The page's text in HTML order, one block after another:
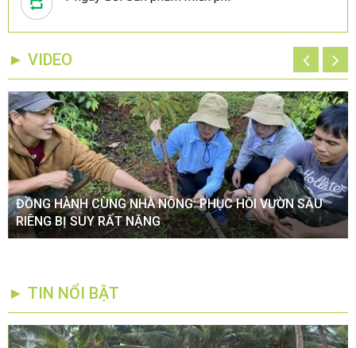
► VIDEO
ĐỒNG HÀNH CÙNG NHÀ NÔNG: PHỤC HỒI VƯỜN SẦU
RIÊNG BỊ SUY RẤT NẶNG
► TIN NỔI BẬT